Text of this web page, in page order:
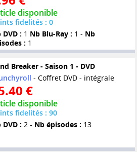
disponible
fidelités : 0
DVD : 1 Nb Blu-Ray : 1 - Nb
: 1
Breaker - Saison 1 - DVD
- Coffret DVD - intégrale
€
disponible
fidelités : 90
DVD : 2 - Nb épisodes : 13